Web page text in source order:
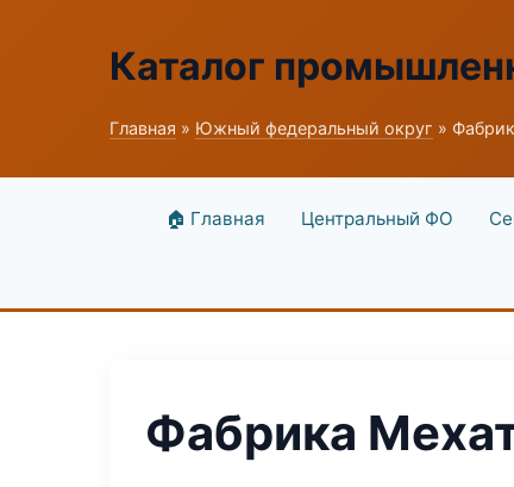
Каталог
Главная » Южный федеральный округ »
🏠 Главная Центральный ФО
Фабрика